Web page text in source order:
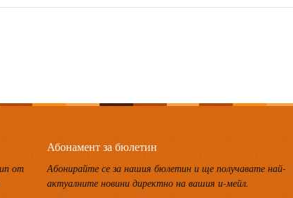
от
Абонамент за бюлетин
Абонирайте се за нашия бюлетин и ще получавате най-
актуалните новини директно на вашия и-мейл.